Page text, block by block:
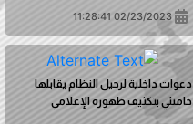
02/23/2023 11:28:41
دعوات داخلية لرحيل النظام يقابلها
خامنئي بتكثيف ظهوره الإعلامي